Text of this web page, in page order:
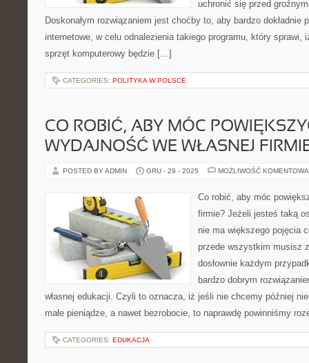
uchronić się przed
Doskonałym rozwiązaniem jest choćby to, aby bardzo dokładnie
internetowe, w celu odnalezienia takiego programu, który sprawi,
sprzęt komputerowy będzie […]
CATEGORIES: POLITYKA W POLSCE
CO ROBIĆ, ABY MÓC
WYDAJNOŚĆ WE WŁASNEJ
POSTED BY ADMIN GRU - 29 - 2025 MOŻLIWOŚĆ
Co robić, aby móc
firmie? Jeżeli jesteś taką
nie ma większego pojęcia
przede wszystkim musisz
dosłownie każdym
bardzo dobrym
własnej edukacji. Czyli to oznacza, iż jeśli nie chcemy później
małe pieniądze, a nawet bezrobocie, to naprawdę powinniśmy
CATEGORIES: EDUKACJA